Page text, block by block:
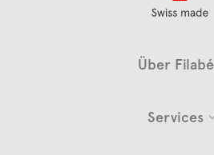
Services
Über Filabé